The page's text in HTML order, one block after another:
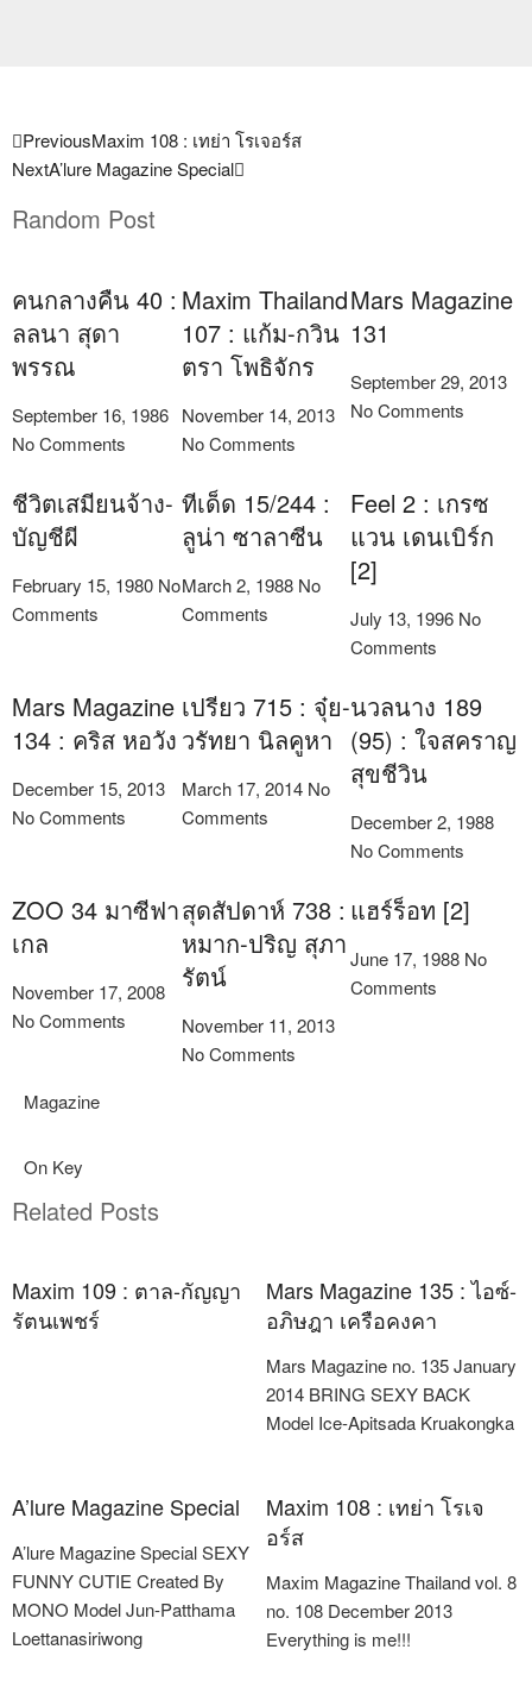
PreviousMaxim 108 : เทย่า โรเจอร์ส
NextA’lure Magazine Special
Random Post
คนกลางคืน 40 :
ลลนา สุดา
พรรณ
September 16, 1986
No Comments
Maxim Thailand
107 : แก้ม-กวิน
ตรา โพธิจักร
November 14, 2013
No Comments
Mars Magazine
131
September 29, 2013
No Comments
ชีวิตเสมียนจ้าง-
บัญชีผี
February 15, 1980 No
Comments
ทีเด็ด 15/244 :
ลูน่า ซาลาซีน
March 2, 1988 No
Comments
Feel 2 : เกรซ
แวน เดนเบิร์ก
[2]
July 13, 1996 No
Comments
Mars Magazine
134 : คริส หอวัง
December 15, 2013
No Comments
เปรียว 715 : จุ๋ย-
วรัทยา นิลคูหา
March 17, 2014 No
Comments
นวลนาง 189
(95) : ใจสคราญ
สุขชีวิน
December 2, 1988
No Comments
ZOO 34 มาซีฟา
เกล
November 17, 2008
No Comments
สุดสัปดาห์ 738 :
หมาก-ปริญ สุภา
รัตน์
November 11, 2013
No Comments
แฮร์ร็อท [2]
June 17, 1988 No
Comments
Magazine
On Key
Related Posts
Maxim 109 : ตาล-กัญญา
รัตนเพชร์
Mars Magazine 135 : ไอซ์-
อภิษฎา เครือคงคา
Mars Magazine no. 135 January
2014 BRING SEXY BACK
Model Ice-Apitsada Kruakongka
A’lure Magazine Special
A’lure Magazine Special SEXY
FUNNY CUTIE Created By
MONO Model Jun-Patthama
Loettanasiriwong
Maxim 108 : เทย่า โรเจ
อร์ส
Maxim Magazine Thailand vol. 8
no. 108 December 2013
Everything is me!!!